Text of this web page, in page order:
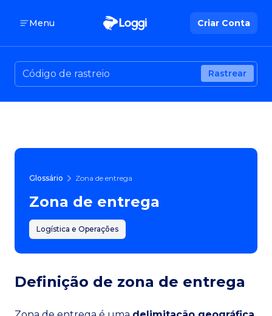
Menu Criar Conta
Rastrear
Glossário Zona de entrega
Zona de entrega
Logística e Operações
Definição de zona de entrega